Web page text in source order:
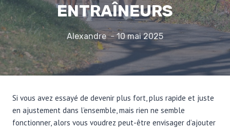
ENTRAÎNEURS
Alexandre 10 mai 2025
Si vous avez essayé de devenir plus fort, plus rapide et juste
en ajustement dans l’ensemble, mais rien ne semble
fonctionner, alors vous voudrez peut-être envisager d’ajouter